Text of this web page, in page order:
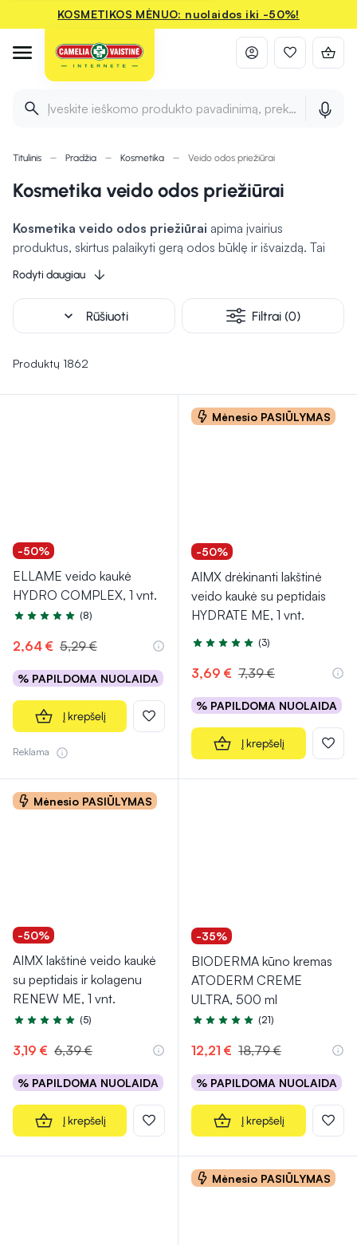
KOSMETIKOS MĖNUO: nuolaidos iki -50%!
Įveskite ieškomo produkto pavadinimą, prekės ženklą ir
Titulinis Pradžia Kosmetika Veido odos priežiūrai
Kosmetika veido odos priežiūrai
Kosmetika veido odos priežiūrai apima įvairius
produktus, skirtus palaikyti gerą odos būklę ir išvaizdą. Tai
gali būti valikliai, kurie
taip pat tonikai, kurie subalansuoja odos pH ir atgaivina odą.
Drėkinantys kremai ir serumai suteikia odai taip reikalingos
drėgmės, vertingų medžiagų irgali padėti palaikyti odos
valančios, suteikia intensyvesnę priežiūrą ir
odą nuo UV spindulių ir padėti išvengti priešlaikinio
Rodyti daugiau
expand_more Rūšiuoti Filtrai (0)
Produktų 1862
-50%
ELLAME veido kaukė
HYDRO COMPLEX, 1 vnt.
Įvertinimas 5.0 iš 5
(8)
2,64 € 5,29 €
% PAPILDOMA NUOLAIDA
Į krepšelį
Reklama
Mėnesio PASIŪLYMAS
-50%
AIMX drėkinanti lakštinė
veido kaukė su peptidais
HYDRATE ME, 1 vnt.
Įvertinimas 5.0 iš 5
(3)
3,69 € 7,39 €
% PAPILDOMA NUOLAIDA
Į krepšelį
Mėnesio PASIŪLYMAS
-50%
AIMX lakštinė veido kaukė
su peptidais ir kolagenu
RENEW ME, 1 vnt.
Įvertinimas 5.0 iš 5
(5)
3,19 € 6,39 €
% PAPILDOMA NUOLAIDA
Į krepšelį
-35%
BIODERMA kūno kremas
ATODERM CREME
ULTRA, 500 ml
Įvertinimas 5.0 iš 5
(21)
12,21 € 18,79 €
% PAPILDOMA NUOLAIDA
Į krepšelį
Mėnesio PASIŪLYMAS